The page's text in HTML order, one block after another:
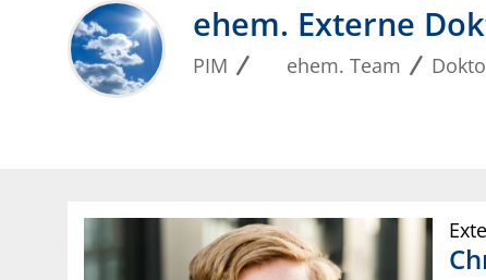
ehem. Externe
PIM ehem. Team